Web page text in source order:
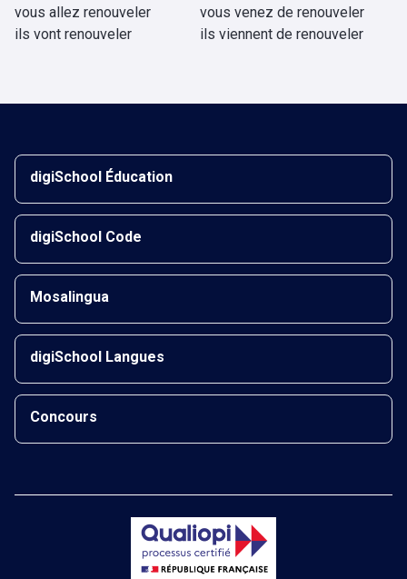
vous allez renouveler
ils vont renouveler
vous venez de renouveler
ils viennent de renouveler
digiSchool Éducation
digiSchool Code
Mosalingua
digiSchool Langues
Concours